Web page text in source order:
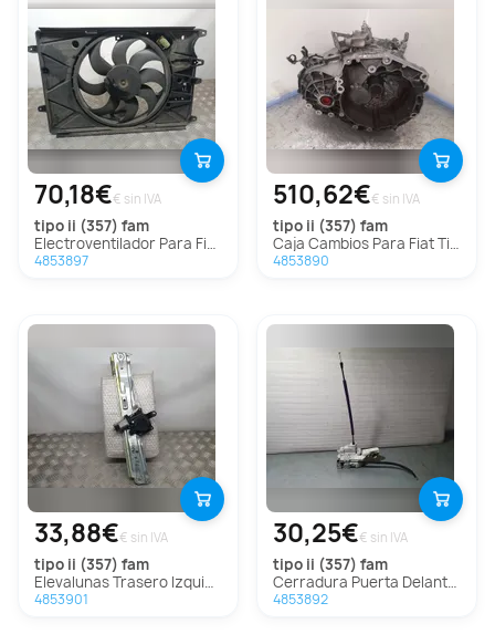
70,18€€ sin IVA
tipo ii (357) fam
Electroventilador Para Fiat Tipo Ii Fam
4853897
510,62€€ sin IVA
tipo ii (357) fam
Caja Cambios Para Fiat Tipo Ii Fam
4853890
33,88€€ sin IVA
tipo ii (357) fam
Elevalunas Trasero Izquierdo Para Fiat Tipo Ii Fam
4853901
30,25€€ sin IVA
tipo ii (357) fam
Cerradura Puerta Delantera Izquierda Para Fiat Tipo Ii Fam
4853892